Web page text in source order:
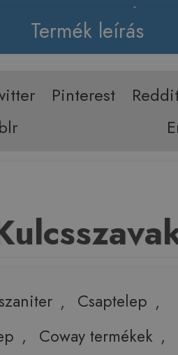
Termék leírás
Pinterest
, Csaptelep ,
, Coway termékek ,